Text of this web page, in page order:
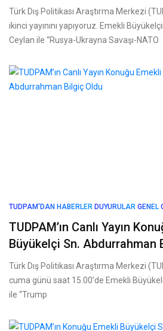
Türk Dış Politikası Araştırma Merkezi
ikinci yayınını yapıyoruz. Emekli
Ceylan ile “Rusya-Ukrayna Savaşı-NATO
TUDPAM'DAN HABERLER DUYURULAR GENEL
TUDPAM’ın Canlı Yayın
Büyükelçi Sn. Abdurrahman
Türk Dış Politikası Araştırma Merkezi
cuma günü saat 15.00’de Emekli
ile “Trump